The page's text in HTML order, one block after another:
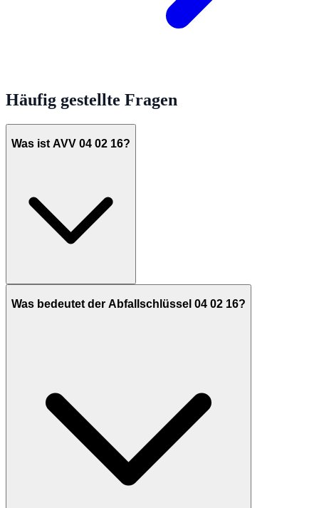
Häufig gestellte Fragen
Was ist AVV 04 02 16?
Was bedeutet der Abfallschlüssel 04 02 16?